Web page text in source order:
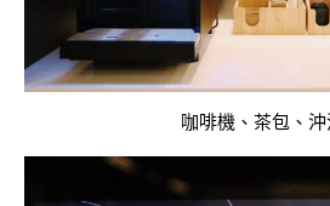
咖啡機、茶包、